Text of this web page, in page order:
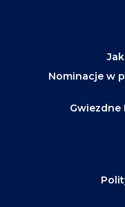
Nominacje w
Gwiezdne